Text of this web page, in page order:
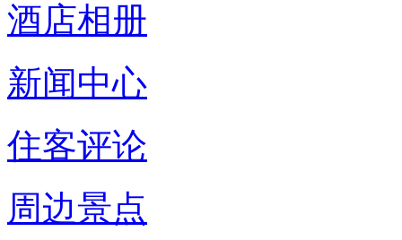
酒店相册
新闻中心
住客评论
周边景点